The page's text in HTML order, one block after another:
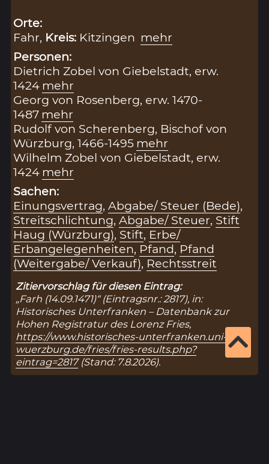
Orte:
Fahr, Kreis: Kitzingen mehr
Personen:
Dietrich Zobel von Giebelstadt, erw.
1424 mehr
Georg von Rosenberg, erw. 1470-
1487 mehr
Rudolf von Scherenberg, Bischof von
Würzburg, 1466-1495 mehr
Wilhelm Zobel von Giebelstadt, erw.
1424 mehr
Sachen:
Einungsvertrag,Abgabe/ Steuer (Bede),
Streitschlichtung,Abgabe/ Steuer, Stift
Haug (Würzburg), Stift, Erbe/
Erbangelegenheiten, Pfand, Pfand
(Weitergabe/ Verkauf), Rechtsstreit
Zitiervorschlag für diesen Eintrag:
„Farh (14.09.1471)“ (Eintragsnr.: 2817), in:
Historisches Unterfranken – Datenbank zur
Hohen Registratur des Lorenz Fries,
https://www.historisches-unterfranken.uni-
wuerzburg.de/fries/fries-results.php?
eintrag=2817(Stand: 7.8.2026).